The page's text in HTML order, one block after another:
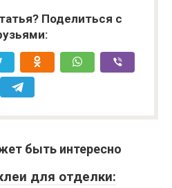
Поделиться с
быть интересно
для отделки: